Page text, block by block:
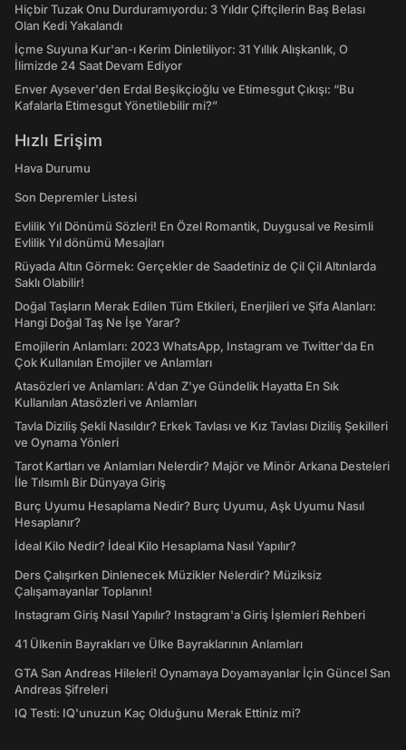
Hiçbir Tuzak Onu Durduramıyordu: 3 Yıldır Çiftçilerin Baş Belası
Olan Kedi Yakalandı
İçme Suyuna Kur'an-ı Kerim Dinletiliyor: 31 Yıllık Alışkanlık, O
İlimizde 24 Saat Devam Ediyor
Enver Aysever'den Erdal Beşikçioğlu ve Etimesgut Çıkışı: “Bu
Kafalarla Etimesgut Yönetilebilir mi?”
Hızlı Erişim
Hava Durumu
Son Depremler Listesi
Evlilik Yıl Dönümü Sözleri! En Özel Romantik, Duygusal ve Resimli
Evlilik Yıl dönümü Mesajları
Rüyada Altın Görmek: Gerçekler de Saadetiniz de Çil Çil Altınlarda
Saklı Olabilir!
Doğal Taşların Merak Edilen Tüm Etkileri, Enerjileri ve Şifa Alanları:
Hangi Doğal Taş Ne İşe Yarar?
Emojilerin Anlamları: 2023 WhatsApp, Instagram ve Twitter'da En
Çok Kullanılan Emojiler ve Anlamları
Atasözleri ve Anlamları: A'dan Z'ye Gündelik Hayatta En Sık
Kullanılan Atasözleri ve Anlamları
Tavla Diziliş Şekli Nasıldır? Erkek Tavlası ve Kız Tavlası Diziliş Şekilleri
ve Oynama Yönleri
Tarot Kartları ve Anlamları Nelerdir? Majör ve Minör Arkana Desteleri
İle Tılsımlı Bir Dünyaya Giriş
Burç Uyumu Hesaplama Nedir? Burç Uyumu, Aşk Uyumu Nasıl
Hesaplanır?
İdeal Kilo Nedir? İdeal Kilo Hesaplama Nasıl Yapılır?
Ders Çalışırken Dinlenecek Müzikler Nelerdir? Müziksiz
Çalışamayanlar Toplanın!
Instagram Giriş Nasıl Yapılır? Instagram'a Giriş İşlemleri Rehberi
41 Ülkenin Bayrakları ve Ülke Bayraklarının Anlamları
GTA San Andreas Hileleri! Oynamaya Doyamayanlar İçin Güncel San
Andreas Şifreleri
IQ Testi: IQ'unuzun Kaç Olduğunu Merak Ettiniz mi?